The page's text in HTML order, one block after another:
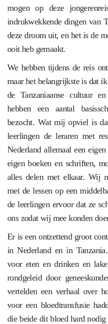
mogen op deze
indrukwekkende dingen van
deze droom uit, en het is de
ooit heb gemaakt.
We hebben tijdens de reis
maar het belangrijkste is dat
de Tanzaniaanse cultuur
hebben een aantal
bezocht. Wat mij opviel is
leerlingen de leraren met
Nederland allemaal een
eigen boeken en schriften,
alles delen met elkaar. Wij
met de lessen op een
de leerlingen ervoor dat ze
ons zodat wij mee konden
Er is een ontzettend groot
in Nederland en in
voor eten en drinken en
rondgeleid door
vertelden een verhaal over
voor een bloedtransfusie
die beide dit bloed hard